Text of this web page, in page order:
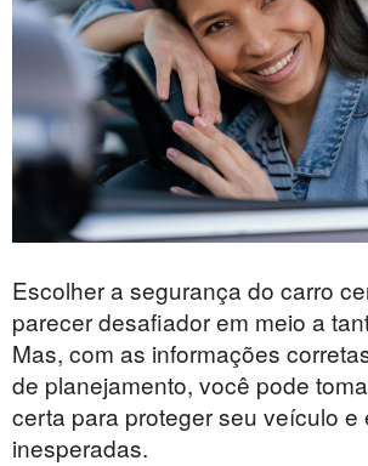
Escolher a segurança do carro
parecer desafiador em meio a
Mas, com as informações
de planejamento, você pode
certa para proteger seu veículo e
inesperadas.